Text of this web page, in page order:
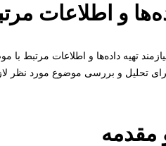
و اطلاعات
تهیه داده‌ها و اطلاعات مرتبط
تحلیل و بررسی موضوع مورد نظر
مقدمه